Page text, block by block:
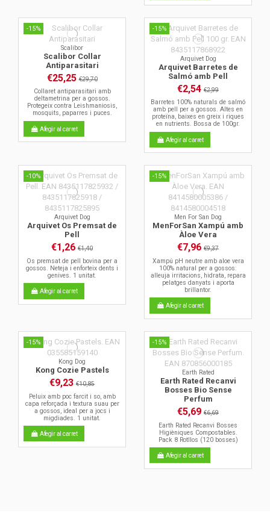
-15%
Scalibor
Scalibor Collar
Antiparasitari
€25,25€29,70
Collaret antiparasitari amb
deltametrina per a gossos.
Protegeix contra Leishmaniosis,
mosquits, paparres i puces.
Afegir al carret
-15%
Arquivet Dog
Arquivet Barretes de
Salmó amb Pell
€2,54 €2,99
Barretes 100% naturals de salmó
amb pell per a gossos. Altes en
proteïna, baixes en greix i riques
en nutrients. Bossa de 100gr.
Afegir al carret
-10%
Arquivet Dog
Arquivet Os Premsat de
Pell
€1,26 €1,40
Os premsat de pell bovina per a
gossos. Neteja i enforteix dents i
genives. 1 unitat.
Afegir al carret
-15%
Men For San Dog
MenForSan Xampú amb
Àloe Vera
€7,96 €9,37
Xampú pH neutre amb aloe vera
100% natural per a gossos:
alleuja irritacions, hidrata, repara
pelatges danyats i aporta
brillantor.
Afegir al carret
-15%
Kong Dog
Kong Cozie Pastels
€9,23 €10,85
Peluix amb poc farcit i so, amb
capa reforçada i textura suau per
a gossos, ideal per a jocs i
migdiades. 1 unitat.
Afegir al carret
-15%
Earth Rated
Earth Rated Recanvi
Bosses Bio Sense
Perfum
€5,69 €6,69
Earth Rated Recanvi Bosses
Higièniques Compostables.
Pack 8 Rotllos (120 bosses)
Afegir al carret